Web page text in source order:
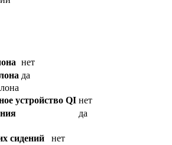
нет
да
устройство QI нет
да
сидений
нет